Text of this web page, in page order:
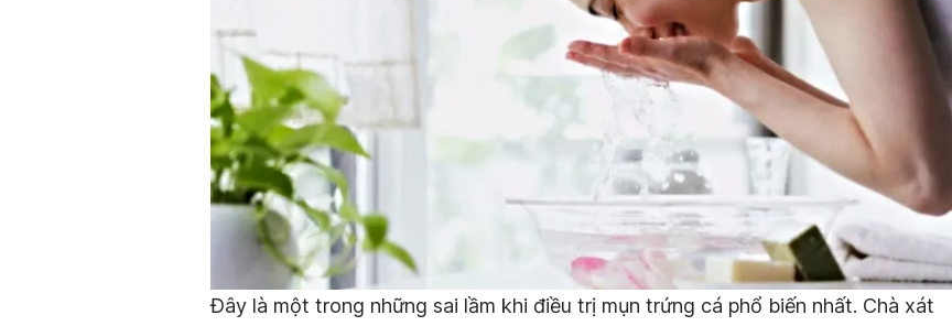
Đây là một trong những sai lầm khi điều trị mụn trứng cá phổ biến nhất. Chà xát